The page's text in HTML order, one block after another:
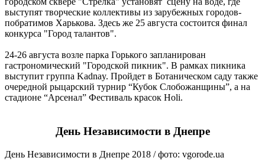
выступят творческие коллективы из зарубежных городов-
побратимов Харькова. Здесь же 25 августа состоится финал
конкурса "Город талантов".
24-26 августа возле парка Горького запланирован
гастрономический "Городской пикник". В рамках пикника
выступит группа Kadnay. Пройдет в Ботаническом саду также
очередной рыцарский турнир “Кубок Слобожанщины”, а на
стадионе “Арсенал” Фестиваль красок Holi.
День Независимости в Днепре
День Независимости в Днепре 2018 / фото: vgorode.ua